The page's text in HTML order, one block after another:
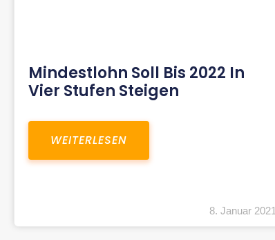
Mindestlohn Soll Bis 2022 In
Vier Stufen Steigen
WEITERLESEN
8. Januar 2021